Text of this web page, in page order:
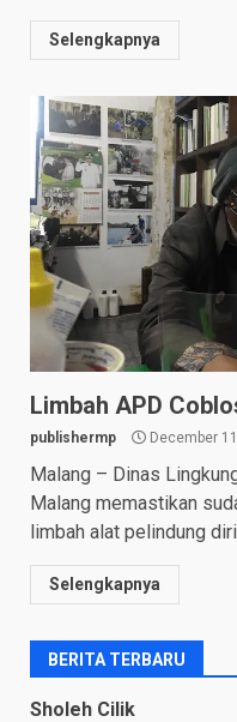
Selengkapnya
Limbah APD
publishermp December
Malang – Dinas
Malang memastikan
limbah alat pelindung
Selengkapnya
BERITA TERBARU
Sholeh Cilik